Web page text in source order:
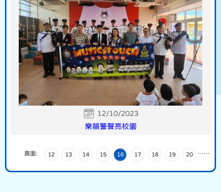
12/10/2023
樂韻警聲亮校園
頁面: …
12 13 14 15 16 17 18 19 20 …